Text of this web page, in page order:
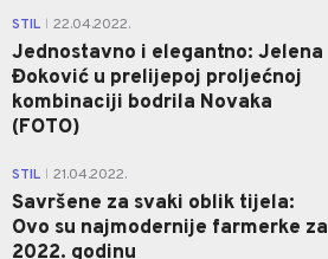
STIL 22.04.2022.
Jednostavno i elegantno: Jelena
Đoković u prelijepoj proljećnoj
kombinaciji bodrila Novaka
(FOTO)
STIL 21.04.2022.
Savršene za svaki oblik tijela:
Ovo su najmodernije farmerke za
2022. godinu